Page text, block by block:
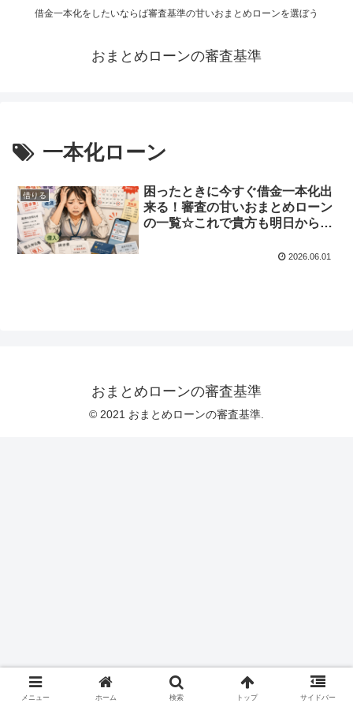
借金一本化をしたいならば審査基準の甘いおまとめローンを選ぼう
おまとめローンの審査基準
一本化ローン
借りる
困ったときに今すぐ借金一本化出
来る！審査の甘いおまとめローン
の一覧☆これで貴方も明日からス
2026.06.01
おまとめローンの審査基準
© 2021 おまとめローンの審査基準.
メニュー ホーム 検索 トップ サイドバー